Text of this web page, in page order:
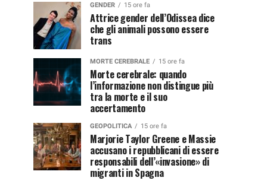
GENDER 15 ore fa
Attrice gender dell’Odissea dice
che gli animali possono essere
trans
MORTE CEREBRALE 15 ore fa
Morte cerebrale: quando
l’informazione non distingue più
tra la morte e il suo
accertamento
GEOPOLITICA 15 ore fa
Marjorie Taylor Greene e Massie
accusano i repubblicani di essere
responsabili dell’«invasione» di
migranti in Spagna